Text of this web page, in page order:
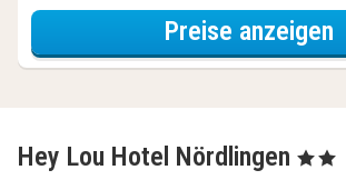
Preise anzeigen
Hey Lou Hotel Nördlingen , 2 Sterne